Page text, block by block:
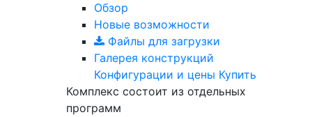
Обзор
Новые возможности
Файлы для загрузки
Галерея конструкций
Конфигурации и цены Купить
Комплекс состоит из отдельных
программ